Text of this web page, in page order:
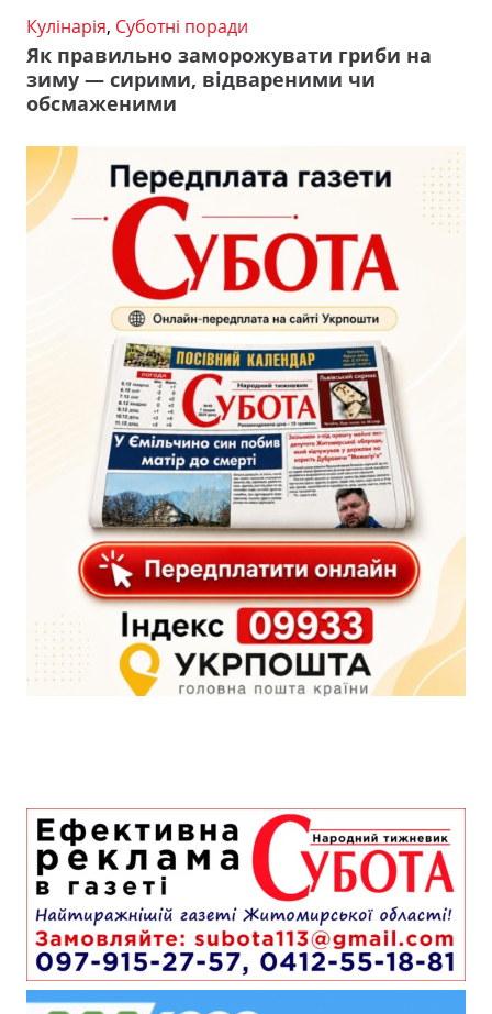
Кулінарія, Суботні поради
Як правильно заморожувати гриби на
зиму — сирими, відвареними чи
обсмаженими